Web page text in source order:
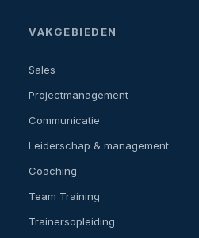
VAKGEBIEDEN
Sales
Projectmanagement
Communicatie
Leiderschap & management
Coaching
Team Training
Trainersopleiding